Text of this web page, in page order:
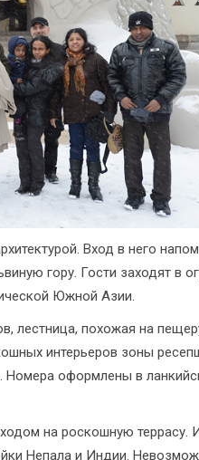
Вход в него
гору. Гости заходят в
Южной Азии.
лестница, похожая на
интерьеров зоны
оформлены в
на роскошную террасу.
Непала и Индии.